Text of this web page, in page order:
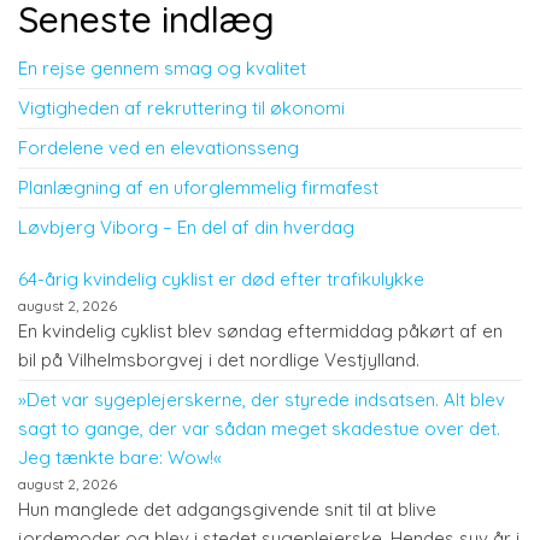
Seneste indlæg
En rejse gennem smag og kvalitet
Vigtigheden af rekruttering til økonomi
Fordelene ved en elevationsseng
Planlægning af en uforglemmelig firmafest
Løvbjerg Viborg – En del af din hverdag
64-årig kvindelig cyklist er død efter trafikulykke
august 2, 2026
En kvindelig cyklist blev søndag eftermiddag påkørt af en
bil på Vilhelmsborgvej i det nordlige Vestjylland.
»Det var sygeplejerskerne, der styrede indsatsen. Alt blev
sagt to gange, der var sådan meget skadestue over det.
Jeg tænkte bare: Wow!«
august 2, 2026
Hun manglede det adgangsgivende snit til at blive